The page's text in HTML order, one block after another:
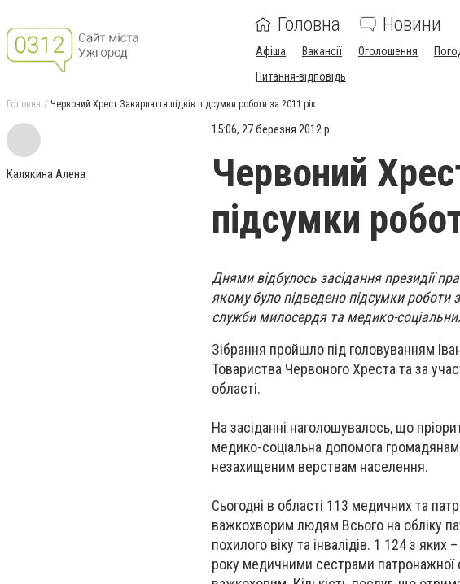
Головна Новини
Афіша Вакансії Оголошення
Питання-відповідь
Головна Червоний Хрест Закарпаття підвів підсумки роботи за 2011 рік
Калякина Алена
15:06, 27 березня 2012 р.
Червоний
підсумки
Днями відбулось засідання президії
якому було підведено підсумки роботи
служби милосердя та медико-
Зібрання пройшло під головуванням
Товариства Червоного Хреста та за
області.
На засіданні наголошувалось, що
медико-соціальна допомога громадянам
незахищеним верствам населення.
Сьогодні в області 113 медичних та
важкохворим людям Всього на обліку
похилого віку та інвалідів. 1 124 з
року медичними сестрами